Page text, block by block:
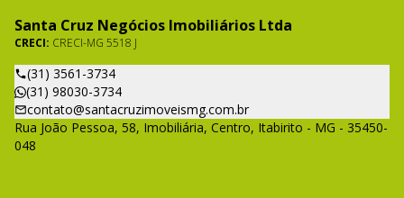
Santa Cruz Negócios Imobiliários Ltda
CRECI: CRECI-MG 5518 J
(31) 3561-3734
(31) 98030-3734
contato@santacruzimoveismg.com.br
Rua João Pessoa, 58, Imobiliária, Centro, Itabirito - MG - 35450-
048